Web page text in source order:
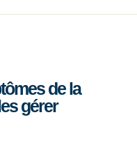
de la
gérer